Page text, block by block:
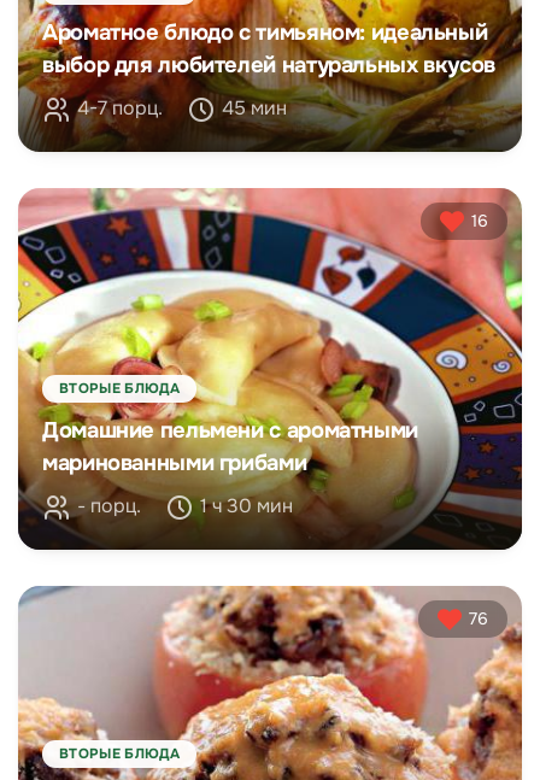
Ароматное блюдо с тимьяном: идеальный
выбор для любителей натуральных вкусов
4-7 порц. 45 мин
16
ВТОРЫЕ БЛЮДА
Домашние пельмени с ароматными
маринованными грибами
- порц. 1 ч 30 мин
76
ВТОРЫЕ БЛЮДА